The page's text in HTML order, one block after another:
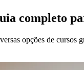
completo
opções de cursos